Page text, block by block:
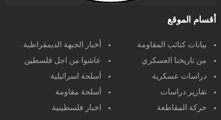
أقسام الموقع
بيانات كتائب المقاومة
أخبار الجبهة الديمقراطية
من تاريخنا العسكري
عاشوا من اجل فلسطين
دراسات عسكرية
أسلحة اسرائيلية
تقارير دراسات
أسلحة مقاومة
حركة المقاطعة
اخبار فلسطينية